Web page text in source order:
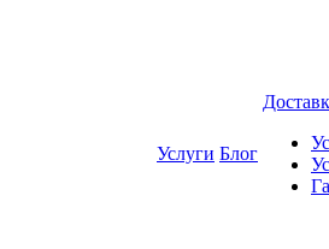
Услуги Блог